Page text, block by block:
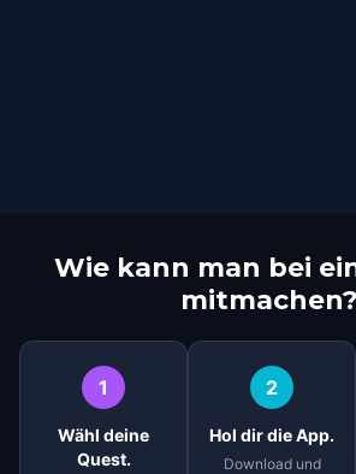
Wie kann man bei
mitmachen?
1
Wähl deine
Quest.
2
Hol dir die App.
Download und